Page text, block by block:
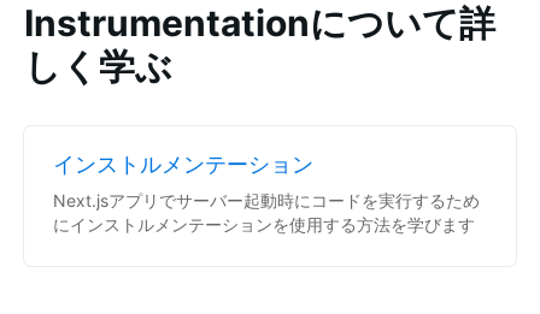
Instrumentationについて詳
しく学ぶ
インストルメンテーション
Next.jsアプリでサーバー起動時にコードを実行するため
にインストルメンテーションを使用する方法を学びます